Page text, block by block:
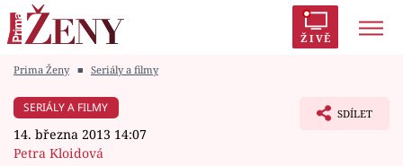
ŽIVĚ
Módní alarm
Prima Ženy ■ Seriály a filmy
SERIÁLY A FILMY
14. března 2013 14:07
Petra Kloidová
SDÍLET